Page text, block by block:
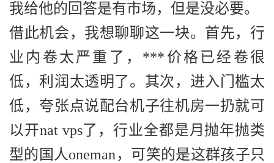
我给他的回答是有市场，但是没必要。
借此机会，我想聊聊这一块。首先，行
业内卷太严重了，***价格已经卷很
低，利润太透明了。其次，进入门槛太
低，夸张点说配台机子往机房一扔就可
以开nat vps了，行业全都是月抛年抛类
型的国人oneman，可笑的是这群孩子只